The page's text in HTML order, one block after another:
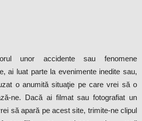
unor accidente sau fenomene
ai luat parte la evenimente inedite sau,
o anumită situaţie pe care vrei să o
ne. Dacă ai filmat sau fotografiat un
să apară pe acest site, trimite-ne clipul